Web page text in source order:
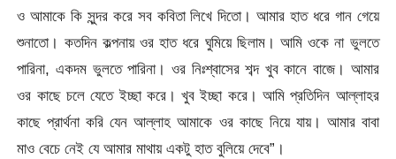
ও আমাকে কি সুন্দর করে সব কবিতা লিখে দিতো। আমার হাত ধরে গান গেয়ে
শুনাতো। কতদিন কল্পনায় ওর হাত ধরে ঘুমিয়ে ছিলাম। আমি ওকে না ভুলতে
পারিনা, একদম ভুলতে পারিনা। ওর নিঃশ্বাসের শব্দ খুব কানে বাজে। আমার
ওর কাছে চলে যেতে ইচ্ছা করে। খুব ইচ্ছা করে। আমি প্রতিদিন আল্লাহর
কাছে প্রার্থনা করি যেন আল্লাহ আমাকে ওর কাছে নিয়ে যায়। আমার বাবা
মাও বেচে নেই যে আমার মাথায় একটু হাত বুলিয়ে দেবে”।